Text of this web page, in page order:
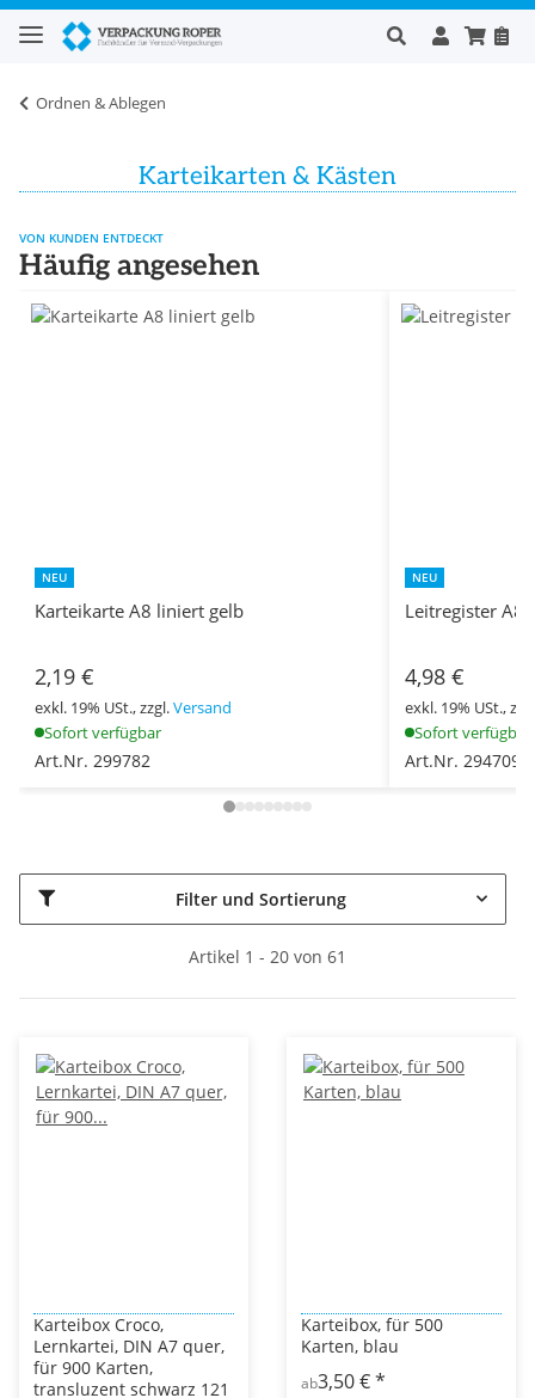
Ordnen & Ablegen
Karteikarten & Kästen
VON KUNDEN ENTDECKT
Häufig angesehen
NEU
Karteikarte A8 liniert gelb
2,19 €
exkl. 19% USt., zzgl.Versand
Sofort verfügbar
Art.Nr. 299782
NEU
Leitregister A8
4,98 €
exkl. 19% USt.,
Sofort verfügbar
Art.Nr. 294709
Filter und Sortierung
Artikel 1 - 20 von 61
Karteibox Croco,
Lernkartei, DIN A7 quer,
für 900 Karten,
transluzent schwarz 121
Karteibox, für 500
Karten, blau
ab3,50 €*